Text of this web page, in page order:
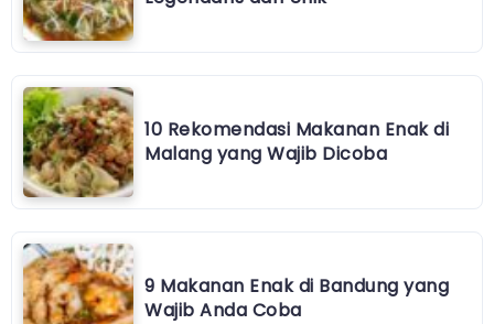
10 Rekomendasi Makanan Enak di
Malang yang Wajib Dicoba
9 Makanan Enak di Bandung yang
Wajib Anda Coba